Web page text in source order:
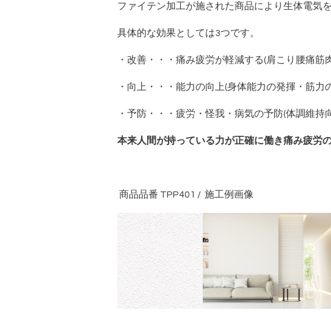
ファイテン加工が施された商品により生体電気
具体的な効果としては3つです。
・改善・・・痛み疲労が軽減する(肩こり腰痛筋
・向上・・・能力の向上(身体能力の発揮・筋力
・予防・・・疲労・怪我・病気の予防(体調維持
本来人間が持っている力が正確に働き痛み疲労
商品品番 TPP401 / 施工例画像